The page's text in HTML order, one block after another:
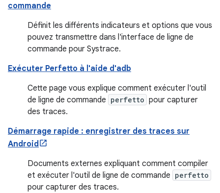
commande
Définit les différents indicateurs et options que vous
pouvez transmettre dans l'interface de ligne de
commande pour Systrace.
Exécuter Perfetto à l'aide d'adb
Cette page vous explique comment exécuter l'outil
de ligne de commande perfetto pour capturer
des traces.
Démarrage rapide : enregistrer des traces sur
Android
Documents externes expliquant comment compiler
et exécuter l'outil de ligne de commande perfetto
pour capturer des traces.